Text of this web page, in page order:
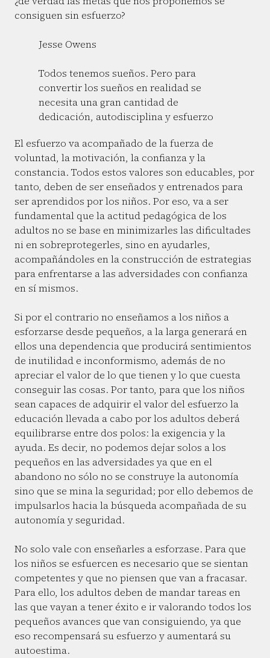
consiguen sin esfuerzo?
Jesse Owens
Todos tenemos sueños. Pero para
convertir los sueños en realidad se
necesita una gran cantidad de
dedicación, autodisciplina y esfuerzo
El esfuerzo va acompañado de la fuerza de
voluntad, la motivación, la confianza y la
constancia. Todos estos valores son educables, por
tanto, deben de ser enseñados y entrenados para
ser aprendidos por los niños. Por eso, va a ser
fundamental que la actitud pedagógica de los
adultos no se base en minimizarles las dificultades
ni en sobreprotegerles, sino en ayudarles,
acompañándoles en la construcción de estrategias
para enfrentarse a las adversidades con confianza
en sí mismos.
Si por el contrario no enseñamos a los niños a
esforzarse desde pequeños, a la larga generará en
ellos una dependencia que producirá sentimientos
de inutilidad e inconformismo, además de no
apreciar el valor de lo que tienen y lo que cuesta
conseguir las cosas. Por tanto, para que los niños
sean capaces de adquirir el valor del esfuerzo la
educación llevada a cabo por los adultos deberá
equilibrarse entre dos polos: la exigencia y la
ayuda. Es decir, no podemos dejar solos a los
pequeños en las adversidades ya que en el
abandono no sólo no se construye la autonomía
sino que se mina la seguridad; por ello debemos de
impulsarlos hacia la búsqueda acompañada de su
autonomía y seguridad.
No solo vale con enseñarles a esforzase. Para que
los niños se esfuercen es necesario que se sientan
competentes y que no piensen que van a fracasar.
Para ello, los adultos deben de mandar tareas en
las que vayan a tener éxito e ir valorando todos los
pequeños avances que van consiguiendo, ya que
eso recompensará su esfuerzo y aumentará su
autoestima.